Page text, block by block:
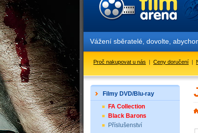
Vážení sběratelé, dovolte, abychom Vás
Proč nakupovat u nás | Ceny doručení |
Filmy DVD/Blu-ray
FA Collection
Black Barons
Příslušenství